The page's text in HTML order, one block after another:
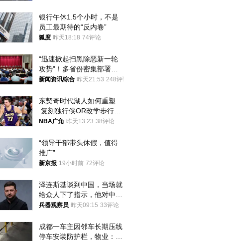
银行午休1.5个小时，不是
员工最期待的“反内卷”
狐度 昨天18:18 74评论
“迅速掀起扫黑除恶新一轮
攻势”！多省份密集部署，
公布举报方式
新闻资讯综合 昨天21:53 248评论
东契奇时代湖人如何重塑
复刻独行侠OR改学步行
者？
NBA广角 昨天13:23 38评论
“领导干部带头休假，值得
推广”
新京报 19小时前 72评论
泽连斯基谈到中国，当场就
给众人下了指示，他对中国
和中乌关系，显然又有了新
兵器观察员 昨天09:15 33评论
成都一车主因邻车长期压线
停车安装防护栏，物业：不